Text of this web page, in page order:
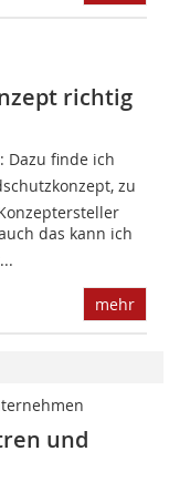
richtig
finde ich
zu
das kann ich
mehr
und